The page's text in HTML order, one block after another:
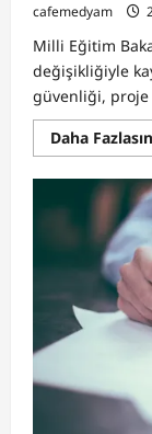
cafemedyam
Milli Eğitim
değişikliğiyle
güvenliği, proje
Daha